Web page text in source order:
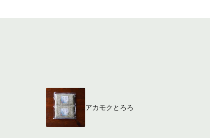
アカモクとろろ